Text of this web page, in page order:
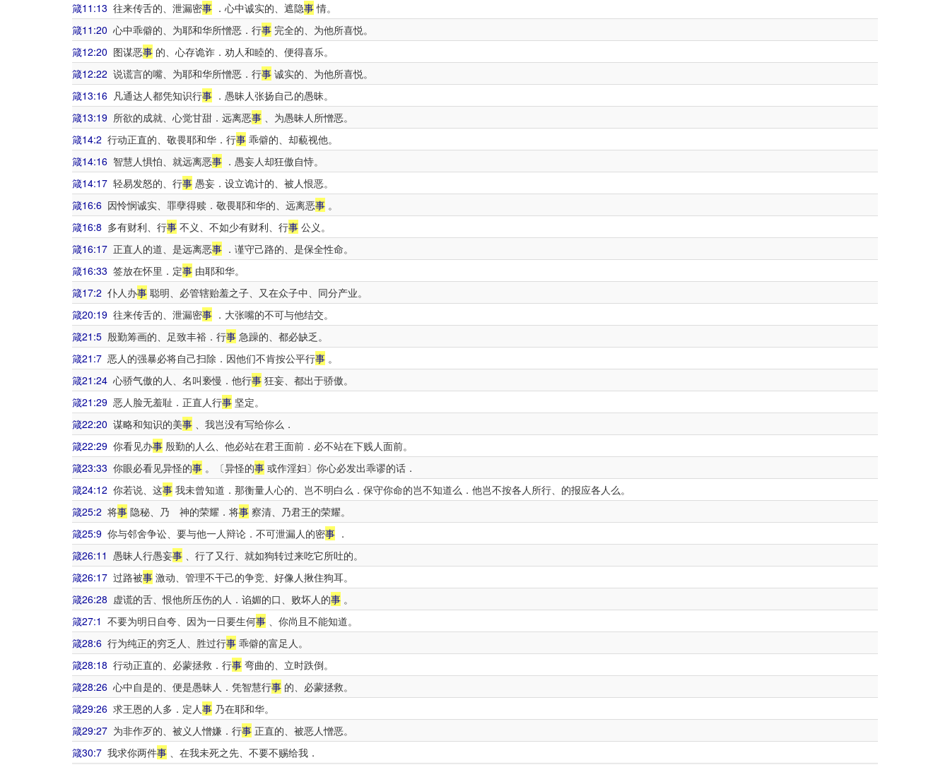
箴11:13 往来传舌的、泄漏密事 ．心中诚实的、遮隐事情。
箴11:20 心中乖僻的、为耶和华所憎恶．行事 完全的、为他所喜悦。
箴12:20 图谋恶事 的、心存诡诈．劝人和睦的、便得喜乐。
箴12:22 说谎言的嘴、为耶和华所憎恶．行事 诚实的、为他所喜悦。
箴13:16 凡通达人都凭知识行事 ．愚昧人张扬自己的愚昧。
箴13:19 所欲的成就、心觉甘甜．远离恶事 、为愚昧人所憎恶。
箴14:2 行动正直的、敬畏耶和华．行事 乖僻的、却藐视他。
箴14:16 智慧人惧怕、就远离恶事 ．愚妄人却狂傲自恃。
箴14:17 轻易发怒的、行事 愚妄．设立诡计的、被人恨恶。
箴16:6 因怜悯诚实、罪孽得赎．敬畏耶和华的、远离恶事 。
箴16:8 多有财利、行事 不义、不如少有财利、行事 公义。
箴16:17 正直人的道、是远离恶事 ．谨守己路的、是保全性命。
箴16:33 签放在怀里．定事 由耶和华。
箴17:2 仆人办事 聪明、必管辖贻羞之子、又在众子中、同分产业。
箴20:19 往来传舌的、泄漏密事 ．大张嘴的不可与他结交。
箴21:5 殷勤筹画的、足致丰裕．行事 急躁的、都必缺乏。
箴21:7 恶人的强暴必将自己扫除．因他们不肯按公平行事 。
箴21:24 心骄气傲的人、名叫亵慢．他行事 狂妄、都出于骄傲。
箴21:29 恶人脸无羞耻．正直人行事 坚定。
箴22:20 谋略和知识的美事 、我岂没有写给你么．
箴22:29 你看见办事 殷勤的人么、他必站在君王面前．必不站在下贱人面前。
箴23:33 你眼必看见异怪的事 。〔异怪的事 或作淫妇〕你心必发出乖谬的话．
箴24:12 你若说、这事 我未曾知道．那衡量人心的、岂不明白么．保守你命的岂不知道么．他岂不按各人所行、的报应各人么。
箴25:2 将事 隐秘、乃 神的荣耀．将事 察清、乃君王的荣耀。
箴25:9 你与邻舍争讼、要与他一人辩论．不可泄漏人的密事 ．
箴26:11 愚昧人行愚妄事 、行了又行、就如狗转过来吃它所吐的。
箴26:17 过路被事 激动、管理不干己的争竞、好像人揪住狗耳。
箴26:28 虚谎的舌、恨他所压伤的人．谄媚的口、败坏人的事 。
箴27:1 不要为明日自夸、因为一日要生何事 、你尚且不能知道。
箴28:6 行为纯正的穷乏人、胜过行事 乖僻的富足人。
箴28:18 行动正直的、必蒙拯救．行事 弯曲的、立时跌倒。
箴28:26 心中自是的、便是愚昧人．凭智慧行事 的、必蒙拯救。
箴29:26 求王恩的人多．定人事 乃在耶和华。
箴29:27 为非作歹的、被义人憎嫌．行事 正直的、被恶人憎恶。
箴30:7 我求你两件事 、在我未死之先、不要不赐给我．